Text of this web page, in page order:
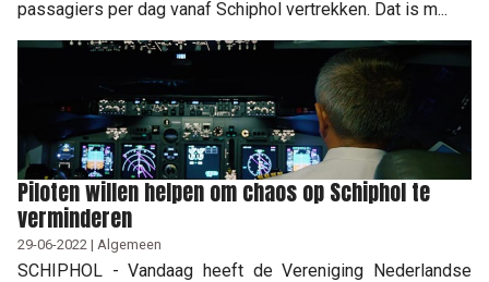
passagiers per dag vanaf Schiphol vertrekken. Dat is m...
Piloten willen helpen om chaos op Schiphol te
verminderen
29-06-2022 | Algemeen
SCHIPHOL - Vandaag heeft de Vereniging Nederlandse